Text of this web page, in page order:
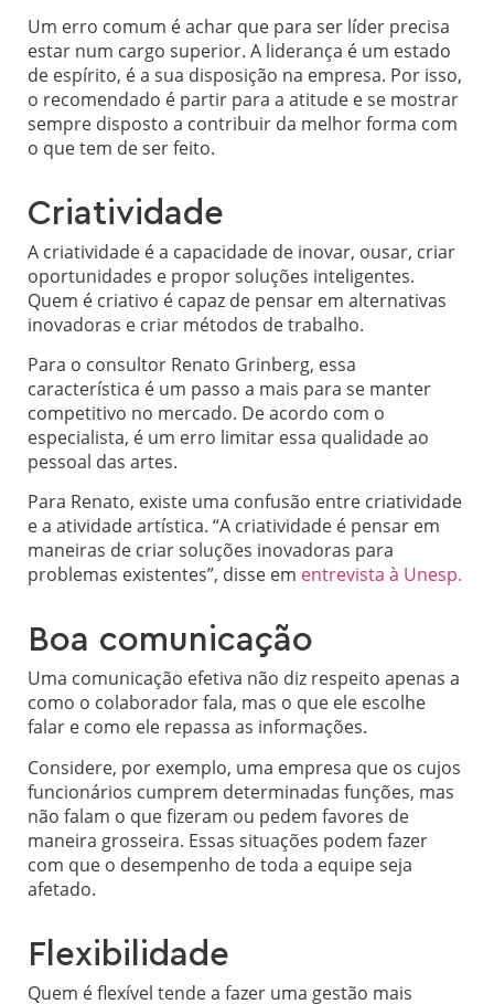
Um erro comum é achar que para ser líder precisa
estar num cargo superior. A liderança é um estado
de espírito, é a sua disposição na empresa. Por isso,
o recomendado é partir para a atitude e se mostrar
sempre disposto a contribuir da melhor forma com
o que tem de ser feito.
Criatividade
A criatividade é a capacidade de inovar, ousar, criar
oportunidades e propor soluções inteligentes.
Quem é criativo é capaz de pensar em alternativas
inovadoras e criar métodos de trabalho.
Para o consultor Renato Grinberg, essa
característica é um passo a mais para se manter
competitivo no mercado. De acordo com o
especialista, é um erro limitar essa qualidade ao
pessoal das artes.
Para Renato, existe uma confusão entre criatividade
e a atividade artística. “A criatividade é pensar em
maneiras de criar soluções inovadoras para
problemas existentes”, disse em entrevista à Unesp.
Boa comunicação
Uma comunicação efetiva não diz respeito apenas a
como o colaborador fala, mas o que ele escolhe
falar e como ele repassa as informações.
Considere, por exemplo, uma empresa que os cujos
funcionários cumprem determinadas funções, mas
não falam o que fizeram ou pedem favores de
maneira grosseira. Essas situações podem fazer
com que o desempenho de toda a equipe seja
afetado.
Flexibilidade
Quem é flexível tende a fazer uma gestão mais